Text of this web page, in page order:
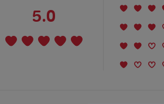
5.0